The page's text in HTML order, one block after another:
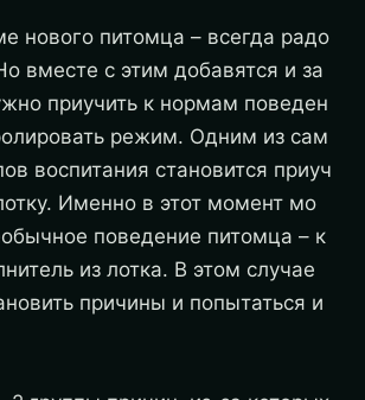
нового питомца – всегда радо
вместе с этим добавятся и за
приучить к нормам поведен
режим. Одним из сам
воспитания становится приуч
Именно в этот момент мо
поведение питомца – к
из лотка. В этом случае
причины и попытаться и